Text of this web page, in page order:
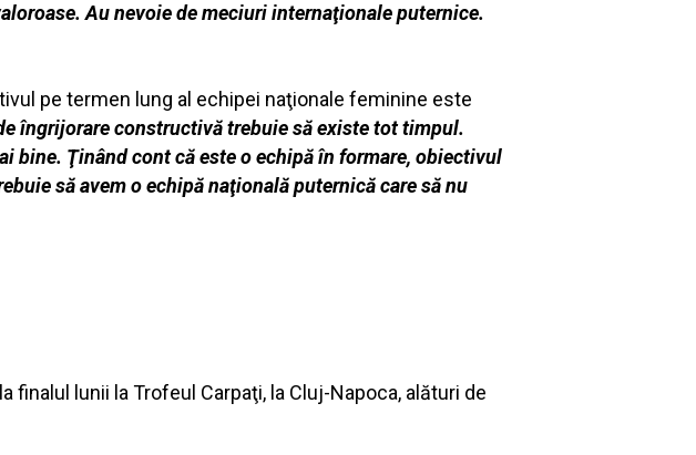
Au nevoie de meciuri internaţionale puternice.
pe termen lung al echipei naţionale feminine este
îngrijorare constructivă trebuie să existe tot timpul.
bine. Ţinând cont că este o echipă în formare, obiectivul
să avem o echipă naţională puternică care să nu
lunii la Trofeul Carpaţi, la Cluj-Napoca, alături de